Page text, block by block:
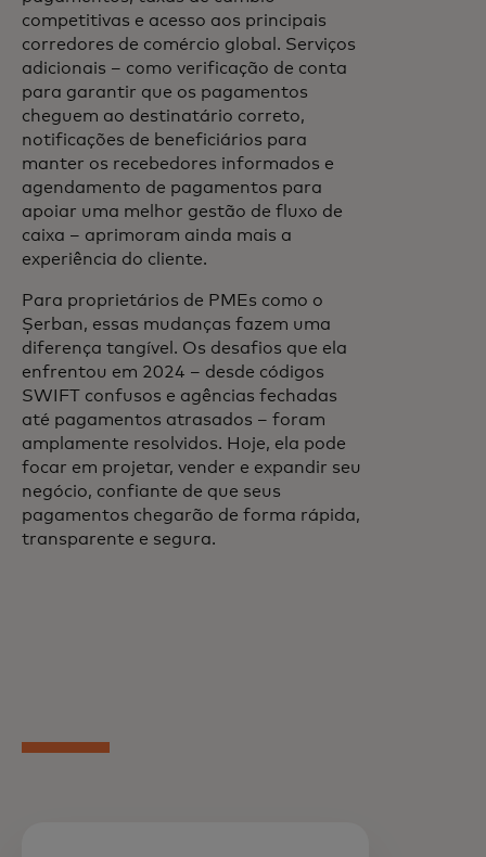
competitivas e acesso aos principais
corredores de comércio global. Serviços
adicionais – como verificação de conta
para garantir que os pagamentos
cheguem ao destinatário correto,
notificações de beneficiários para
manter os recebedores informados e
agendamento de pagamentos para
apoiar uma melhor gestão de fluxo de
caixa – aprimoram ainda mais a
experiência do cliente.
Para proprietários de PMEs como o
Șerban, essas mudanças fazem uma
diferença tangível. Os desafios que ela
enfrentou em 2024 – desde códigos
SWIFT confusos e agências fechadas
até pagamentos atrasados – foram
amplamente resolvidos. Hoje, ela pode
focar em projetar, vender e expandir seu
negócio, confiante de que seus
pagamentos chegarão de forma rápida,
transparente e segura.